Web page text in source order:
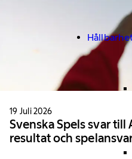
19 Juli 2026
Svenska Spels svar
resultat och